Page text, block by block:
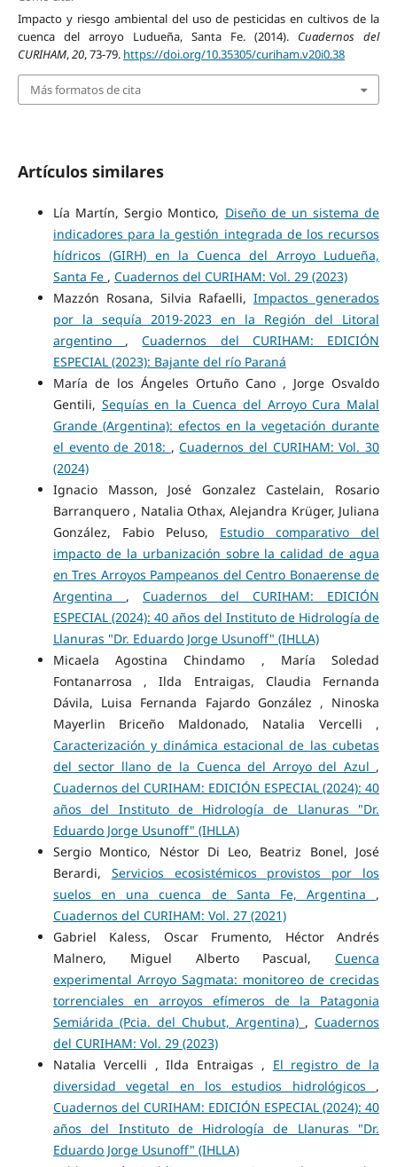
Impacto y riesgo ambiental del uso de pesticidas en cultivos de la
cuenca del arroyo Ludueña, Santa Fe. (2014). Cuadernos del
CURIHAM,20, 73-79. https://doi.org/10.35305/curiham.v20i0.38
Más formatos de cita
Artículos similares
Lía Martín, Sergio Montico, Diseño de un sistema de
indicadores para la gestión integrada de los recursos
hídricos (GIRH) en la Cuenca del Arroyo Ludueña,
Santa Fe , Cuadernos del CURIHAM: Vol. 29 (2023)
Mazzón Rosana, Silvia Rafaelli,Impactos generados
por la sequía 2019-2023 en la Región del Litoral
argentino ,Cuadernos del CURIHAM: EDICIÓN
ESPECIAL (2023): Bajante del río Paraná
María de los Ángeles Ortuño Cano , Jorge Osvaldo
Gentili, Sequías en la Cuenca del Arroyo Cura Malal
Grande (Argentina): efectos en la vegetación durante
el evento de 2018: ,Cuadernos del CURIHAM: Vol. 30
(2024)
Ignacio Masson, José Gonzalez Castelain, Rosario
Barranquero , Natalia Othax, Alejandra Krüger, Juliana
González, Fabio Peluso, Estudio comparativo del
impacto de la urbanización sobre la calidad de agua
en Tres Arroyos Pampeanos del Centro Bonaerense de
Argentina , Cuadernos del CURIHAM: EDICIÓN
ESPECIAL (2024): 40 años del Instituto de Hidrología de
Llanuras "Dr. Eduardo Jorge Usunoff" (IHLLA)
Micaela Agostina Chindamo , María Soledad
Fontanarrosa , Ilda Entraigas, Claudia Fernanda
Dávila, Luisa Fernanda Fajardo González , Ninoska
Mayerlin Briceño Maldonado, Natalia Vercelli ,
Caracterización y dinámica estacional de las cubetas
del sector llano de la Cuenca del Arroyo del Azul ,
Cuadernos del CURIHAM: EDICIÓN ESPECIAL (2024): 40
años del Instituto de Hidrología de Llanuras "Dr.
Eduardo Jorge Usunoff" (IHLLA)
Sergio Montico, Néstor Di Leo, Beatriz Bonel, José
Berardi, Servicios ecosistémicos provistos por los
suelos en una cuenca de Santa Fe, Argentina ,
Cuadernos del CURIHAM: Vol. 27 (2021)
Gabriel Kaless, Oscar Frumento, Héctor Andrés
Malnero, Miguel Alberto Pascual,Cuenca
experimental Arroyo Sagmata: monitoreo de crecidas
torrenciales en arroyos efímeros de la Patagonia
Semiárida (Pcia. del Chubut, Argentina) ,Cuadernos
del CURIHAM: Vol. 29 (2023)
Natalia Vercelli , Ilda Entraigas , El registro de la
diversidad vegetal en los estudios hidrológicos ,
Cuadernos del CURIHAM: EDICIÓN ESPECIAL (2024): 40
años del Instituto de Hidrología de Llanuras "Dr.
Eduardo Jorge Usunoff" (IHLLA)